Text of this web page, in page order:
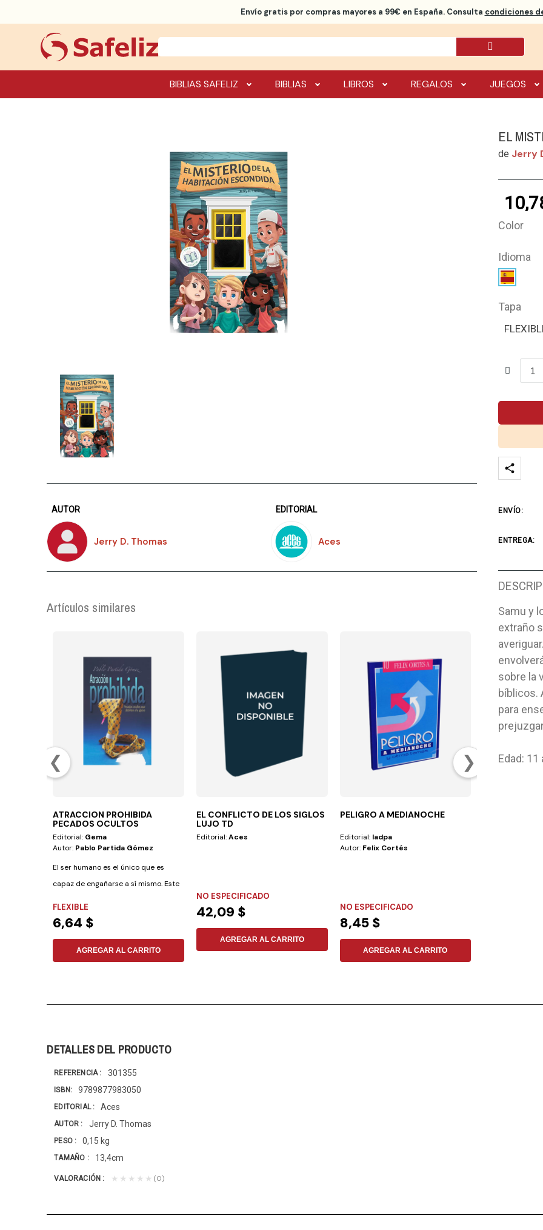
Envío gratispor compras mayores a 99€ en España. Consulta condiciones
BIBLIAS SAFELIZ BIBLIAS LIBROS REGALOS JUEGOS
AUTOR
Jerry D. Thomas
EDITORIAL
Aces
Artículos similares
❮ ❯
ATRACCION PROHIBIDA
PECADOS OCULTOS
Editorial: Gema
Autor: Pablo Partida Gómez
El ser humano es el único que es
capaz de engañarse a sí mismo. Este
FLEXIBLE
6,64 $
AGREGAR AL CARRITO
EL CONFLICTO DE LOS SIGLOS
LUJO TD
Editorial:Aces
NO ESPECIFICADO
42,09 $
AGREGAR AL CARRITO
PELIGRO A MEDIANOCHE
Editorial: Iadpa
Autor: Felix Cortés
NO ESPECIFICADO
8,45 $
AGREGAR AL CARRITO
EL
de Jerry
Color
Idioma
Tapa
ENVÍO:
ENTREGA:
Samu y
extraño
sobre la
bíblicos.
para
Edad: 11
DETALLES DEL PRODUCTO
REFERENCIA 301355
ISBN 9789877983050
EDITORIAL Aces
AUTOR Jerry D. Thomas
PESO 0,15 kg
TAMAÑO 13,4cm
VALORACIÓN ★★★★★ (0)